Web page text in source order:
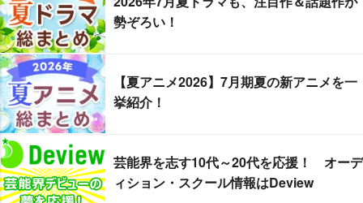
勢ぞろい！
【夏アニメ2026】7月期夏の新アニメを一
挙紹介！
芸能界を志す10代～20代を応援！ オーデ
ィション・スクール情報はDeview